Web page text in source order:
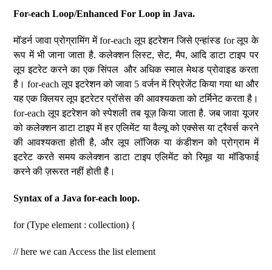
For-each Loop/Enhanced For Loop in Java.
मॉडर्न जावा प्रोग्रामिंग में for-each लूप इटरेशन जिसे एन्हांस्ड for लूप के
रूप में भी जाना जाता है. कलेक्शन लिस्ट, सेट, मैप, आदि डाटा टाइप पर
लूप इटरेट करने का एक सिंपल और अधिक स्माल मेथड प्रोवाइड करता
है। for-each लूप इटरेशन को जावा 5 वर्जन में रिप्रेजेंट किया गया था और
यह एक क्लियर लूप इटरेटर प्रॉसेस की आवश्यकता को टर्मिनेट करता है।
for-each लूप इटरेशन को स्पेशली तब यूज़ किया जाता है. जब जावा यूजर
को कलेक्शन डाटा टाइप में हर एलिमेंट या वैल्यू को एक्सेस या ट्रैवर्स करने
की आवश्यकता होती है, और लूप लॉजिक या कंडीशन को प्रोग्राम में
इटरेट करते समय कलेक्शन डाटा टाइप एलिमेंट को रिमूव या मॉडिफाई
करने की ज़रूरत नहीं होती है।
Syntax of a Java for-each loop.
for (Type element : collection) {
// here we can Access the list element